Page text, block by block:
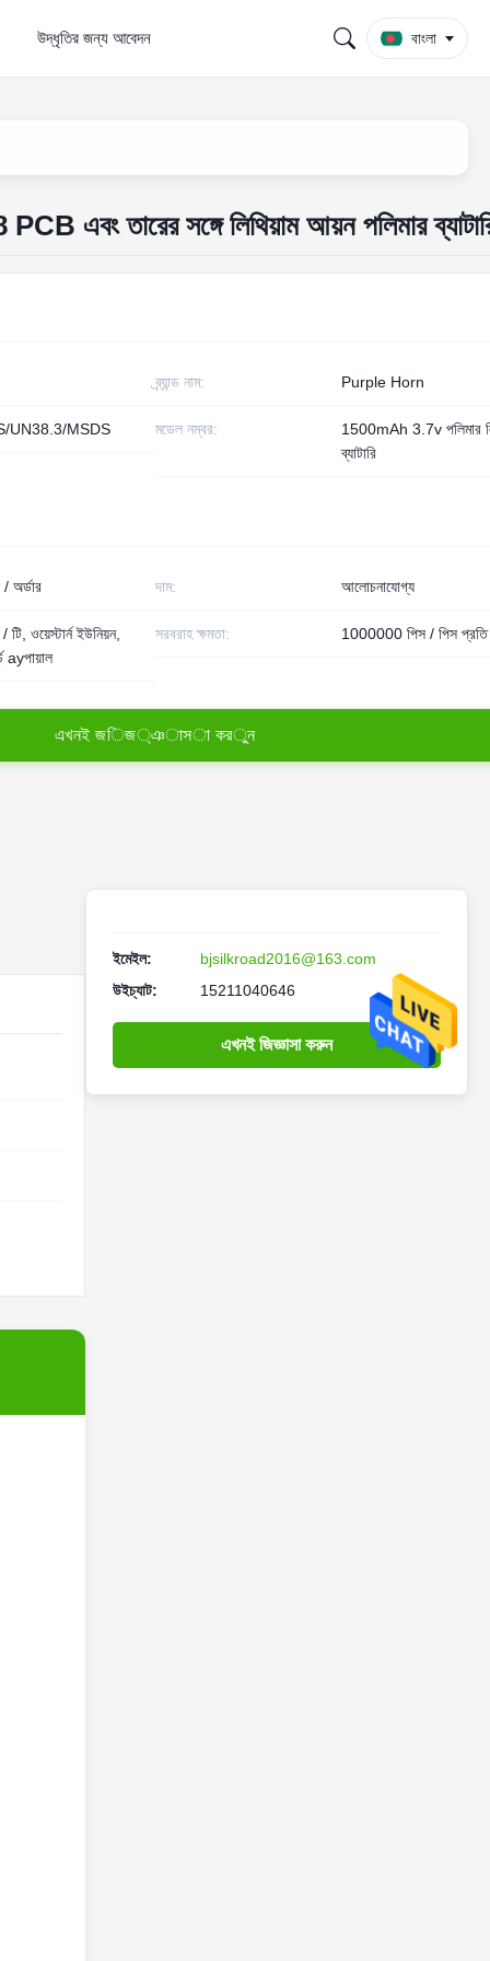
উদ্ধৃতির জন্য আবেদন বাংলা
এবং তারের সঙ্গে লিথিয়াম আয়ন পলিমার
ব্র্যান্ড নাম: Purple Horn
UN38.3/MSDS মডেল নম্বর:
1500mAh 3.7v পলিমার
ব্যাটারি
অর্ডার দাম: আলোচনাযোগ্য
ওয়েস্টার্ন ইউনিয়ন,
ayপায়াল
সরবরাহ ক্ষমতা: 1000000 পিস / পিস প্রতি
এখনই জিজ্ঞাসা করুন
ইমেইল:
bjsilkroad2016@163.com
উইচ্যাট:
15211040646
এখনই জিজ্ঞাসা করুন